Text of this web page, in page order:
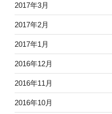
2017年3月
2017年2月
2017年1月
2016年12月
2016年11月
2016年10月